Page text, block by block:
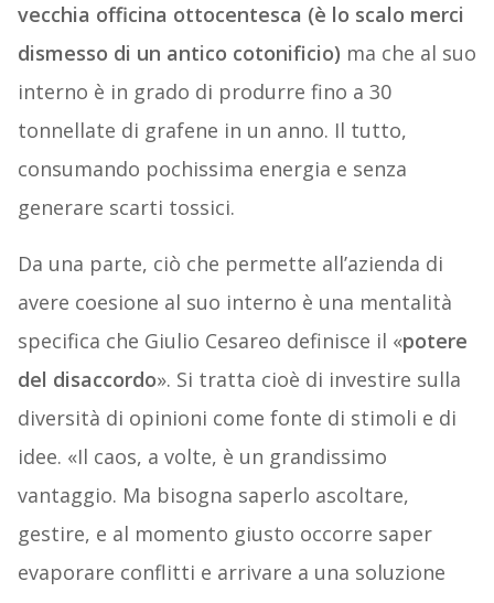
vecchia officina ottocentesca (è lo scalo merci
dismesso di un antico cotonificio) ma che al suo
interno è in grado di produrre fino a 30
tonnellate di grafene in un anno. Il tutto,
consumando pochissima energia e senza
generare scarti tossici.
Da una parte, ciò che permette all’azienda di
avere coesione al suo interno è una mentalità
specifica che Giulio Cesareo definisce il «potere
del disaccordo». Si tratta cioè di investire sulla
diversità di opinioni come fonte di stimoli e di
idee. «Il caos, a volte, è un grandissimo
vantaggio. Ma bisogna saperlo ascoltare,
gestire, e al momento giusto occorre saper
evaporare conflitti e arrivare a una soluzione